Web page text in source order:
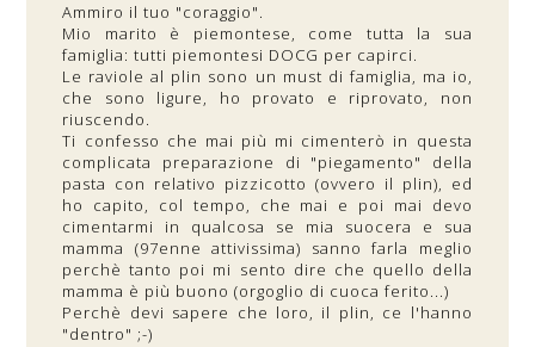
Ammiro il tuo "coraggio".
Mio marito è piemontese, come tutta la sua
famiglia: tutti piemontesi DOCG per capirci.
Le raviole al plin sono un must di famiglia, ma io,
che sono ligure, ho provato e riprovato, non
riuscendo.
Ti confesso che mai più mi cimenterò in questa
complicata preparazione di "piegamento" della
pasta con relativo pizzicotto (ovvero il plin), ed
ho capito, col tempo, che mai e poi mai devo
cimentarmi in qualcosa se mia suocera e sua
mamma (97enne attivissima) sanno farla meglio
perchè tanto poi mi sento dire che quello della
mamma è più buono (orgoglio di cuoca ferito...)
Perchè devi sapere che loro, il plin, ce l'hanno
"dentro" ;-)